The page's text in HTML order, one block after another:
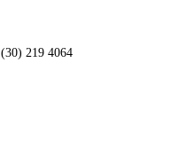
219 4064